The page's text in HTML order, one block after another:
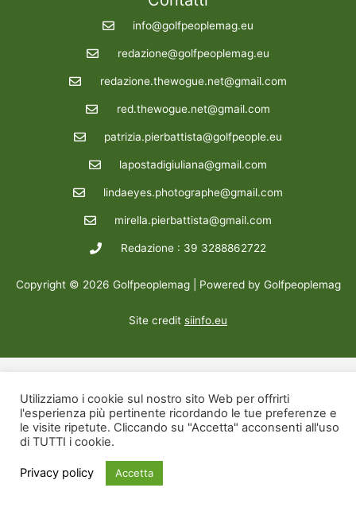
info@golfpeoplemag.eu
redazione@golfpeoplemag.eu
redazione.thewogue.net@gmail.com
red.thewogue.net@gmail.com
patrizia.pierbattista@golfpeople.eu
lapostadigiuliana@gmail.com
lindaeyes.photographe@gmail.com
mirella.pierbattista@gmail.com
Redazione : 39 3288862722
Copyright © 2026 Golfpeoplemag | Powered by Golfpeoplemag
Site credit siinfo.eu
Utilizziamo i cookie sul nostro sito Web per offrirti
l'esperienza più pertinente ricordando le tue preferenze e
le visite ripetute. Cliccando su "Accetta" acconsenti all'uso
di TUTTI i cookie.
Privacy policy Accetta